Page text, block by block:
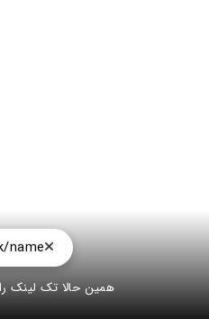
name
همین حالا تک لینک